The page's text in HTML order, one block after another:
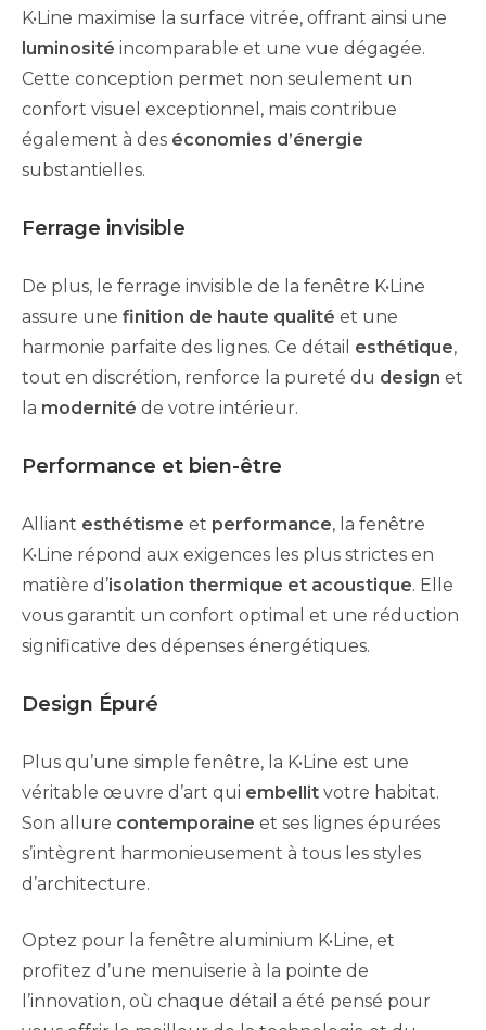
K•Line maximise la surface vitrée, offrant ainsi une
luminosité incomparable et une vue dégagée.
Cette conception permet non seulement un
confort visuel exceptionnel, mais contribue
également à des économies d’énergie
substantielles.
Ferrage invisible
De plus, le ferrage invisible de la fenêtre K•Line
assure une finition de haute qualité et une
harmonie parfaite des lignes. Ce détail esthétique,
tout en discrétion, renforce la pureté du design et
la modernité de votre intérieur.
Performance et bien-être
Alliant esthétisme et performance, la fenêtre
K•Line répond aux exigences les plus strictes en
matière d’isolation thermique et acoustique. Elle
vous garantit un confort optimal et une réduction
significative des dépenses énergétiques.
Design Épuré
Plus qu’une simple fenêtre, la K•Line est une
véritable œuvre d’art qui embellit votre habitat.
Son allure contemporaine et ses lignes épurées
s’intègrent harmonieusement à tous les styles
d’architecture.
Optez pour la fenêtre aluminium K•Line, et
profitez d’une menuiserie à la pointe de
l’innovation, où chaque détail a été pensé pour